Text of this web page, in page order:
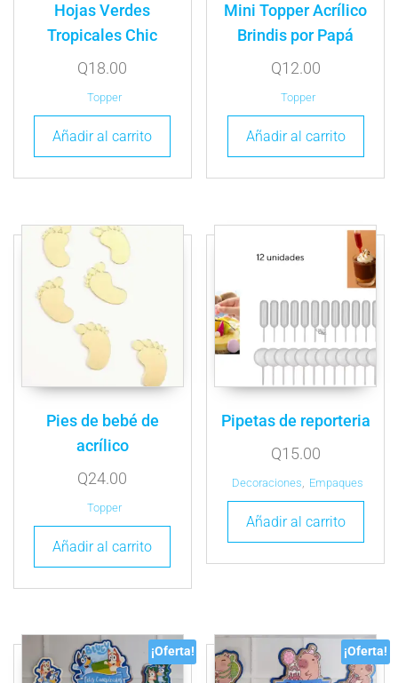
Hojas Verdes
Tropicales Chic
Q18.00
Topper
Añadir al carrito
Mini Topper Acrílico
Brindis por Papá
Q12.00
Topper
Añadir al carrito
Pies de bebé de
acrílico
Q24.00
Topper
Añadir al carrito
Pipetas de reporteria
Q15.00
Decoraciones Empaques
Añadir al carrito
¡Oferta! ¡Oferta!